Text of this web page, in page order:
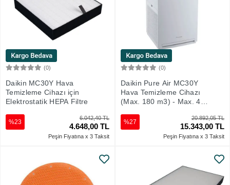
(0)
Daikin MC30Y Hava
Temizleme Cihazı için
Elektrostatik HEPA Filtre
6.042,40 TL
4.648,00 TL
%23
Peşin Fiyatına x 3 Taksit
(0)
Daikin Pure Air MC30Y
Hava Temizleme Cihazı
(Max. 180 m3) - Max. 46
20.892,05 TL
15.343,00 TL
%27
Peşin Fiyatına x 3 Taksit